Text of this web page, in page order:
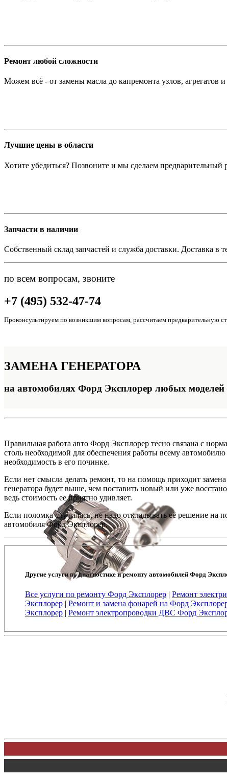
Ремонт любой сложности
Можем всё - от замены масла до капремонта узлов, агрегатов и
Лучшие цены в области
Хотите убедиться? Позвоните и мы сделаем предварительный
Запчасти в наличии
Собственный склад запчастей и служба доставки. Доставка в
по всем вопросам, звоните
+7 (495) 532-47-74
Проконсультируем по возникшим вопросам, рассчитаем предварительную
ЗАМЕНА ГЕНЕРАТОРА
на автомобилях Форд Эксплорер любых моделей
Правильная работа авто Форд Эксплорер тесно связана с
столь необходимой для обеспечения работы всему
необходимость в его починке.
Если нет смысла делать ремонт, то на помощь приходит
генератора будет выше, чем поставить новый или уже
ведь стоимость ее приятно удивляет.
Если поломка случилась, не надо откладывать её решение
автомобиля Форд Эксплорер.
Другие услуги по диагностике и ремонту автомобилей Форд
Все услуги по ремонту Форд Эксплорер| Ремонт
Эксплорер| Ремонт и замена фонарей на Форд
Эксплорер| Ремонт электропроводки ДВС Форд